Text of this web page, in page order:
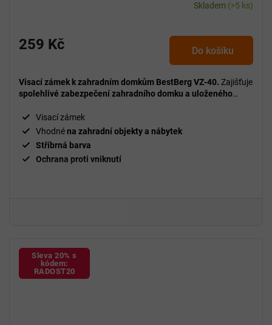
Skladem (>5 ks)
259 Kč Do košíku
Visací zámek k zahradním domkům BestBerg VZ-40. Zajišťuje
spolehlivé zabezpečení zahradního domku a uloženého
Visací zámek
Vhodnéna zahradní objekty a nábytek
Stříbrná barva
Ochrana proti vniknutí
Sleva 20% s
kódem:
RADOST20